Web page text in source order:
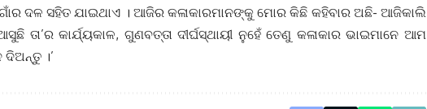
ଗାଁର ଦଳ ସହିତ ଯାଇଥାଏ । ଆଜିର କଳାକାରମାନଙ୍କୁ ମୋର କିଛି କହିବାର ଅଛି- ଆଜିକାଲି
ତା’ର କାର୍ଯ୍ୟକାଳ, ଗୁଣବତ୍ତା ଦୀର୍ଘସ୍ଥାୟୀ ନୁହେଁ ତେଣୁ କଳାକାର ଭାଇମାନେ ଆମ
।’